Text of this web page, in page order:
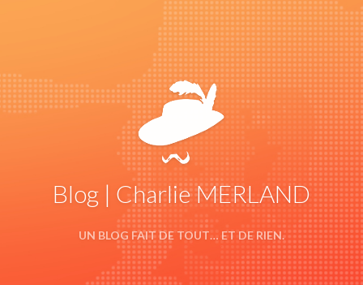
Blog | Charlie MERLAND
UN BLOG FAIT DE TOUT… ET DE RIEN.